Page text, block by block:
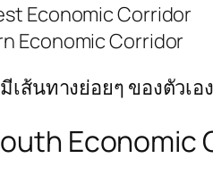
Economic Corridor
Economic Corridor
เส้นทางย่อยๆ ของตัวเ
Economic